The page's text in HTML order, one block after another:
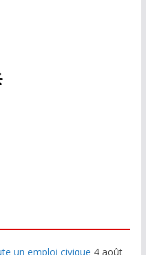
un emploi civique 4 août